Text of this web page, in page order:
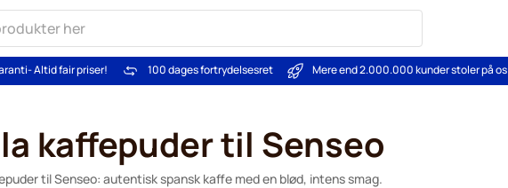
- Altid fair priser! 100 dages fortrydelsesret Mere end 2.000.000 kunder stoler på os
kaffepuder til Senseo
til Senseo: autentisk spansk kaffe med en blød, intens smag.